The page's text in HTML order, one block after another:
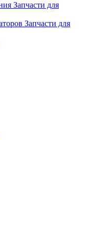
Запчасти для
Запчасти для